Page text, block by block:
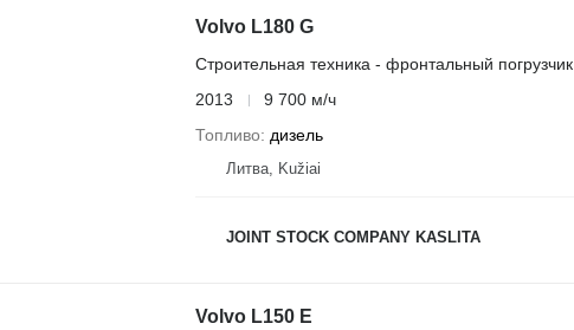
Volvo L180 G
Строительная техника - фронтальный погрузчик
2013
9 700 м/ч
Топливо
дизель
Литва, Kužiai
JOINT STOCK COMPANY KASLITA
Volvo L150 E